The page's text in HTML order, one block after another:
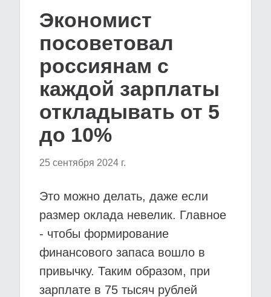
Экономист
посоветовал
россиянам с
каждой зарплаты
откладывать от 5
до 10%
25 сентября 2024 г.
Это можно делать, даже если
размер оклада невелик. Главное
- чтобы формирование
финансового запаса вошло в
привычку. Таким образом, при
зарплате в 75 тысяч рублей